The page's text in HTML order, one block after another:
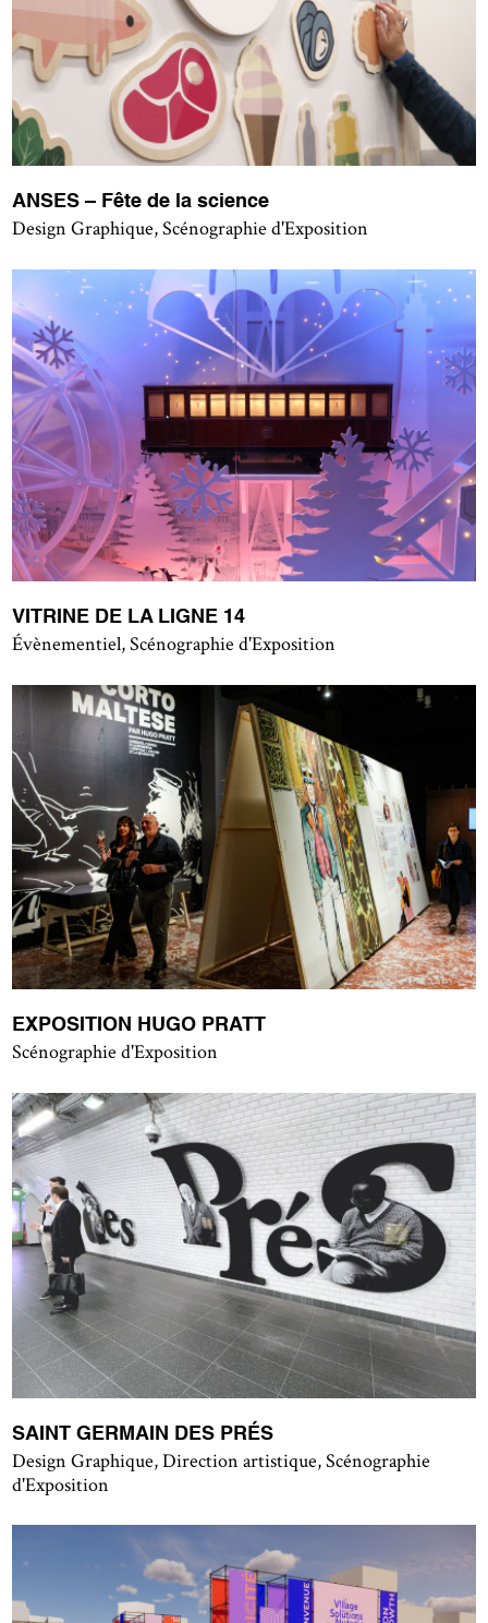
ANSES – Fête de la science
Design Graphique, Scénographie d'Exposition
VITRINE DE LA LIGNE 14
Évènementiel, Scénographie d'Exposition
EXPOSITION HUGO PRATT
Scénographie d'Exposition
SAINT GERMAIN DES PRÉS
Design Graphique, Direction artistique, Scénographie
d'Exposition